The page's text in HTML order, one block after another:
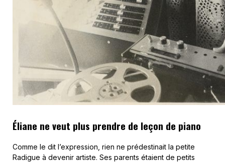
Éliane ne veut plus prendre de leçon de piano
Comme le dit l’expression, rien ne prédestinait la petite
Radigue à devenir artiste. Ses parents étaient de petits